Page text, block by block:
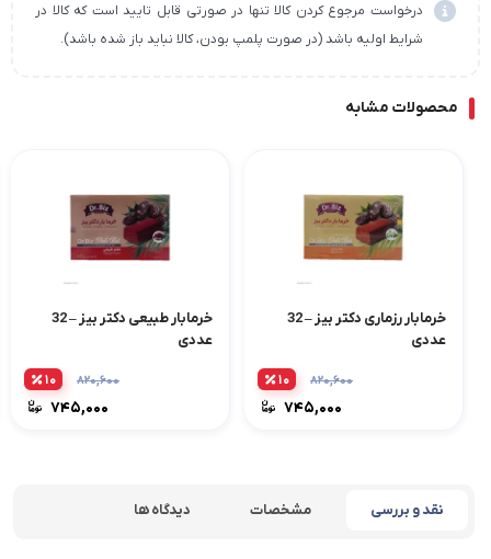
درخواست مرجوع کردن کالا تنها در صورتی قابل تایید است که کالا در
شرایط اولیه باشد (در صورت پلمپ بودن، کالا نباید باز شده باشد).
محصولات مشابه
خرمابار رزماری دکتر بیز – 32
عددی
۸۲۰,۶۰۰
۷۴۵,۰۰۰
۱۰
خرمابار طبیعی دکتر بیز – 32
عددی
۸۲۰,۶۰۰
۷۴۵,۰۰۰
۱۰
نقد و بررسی مشخصات دیدگاه ها